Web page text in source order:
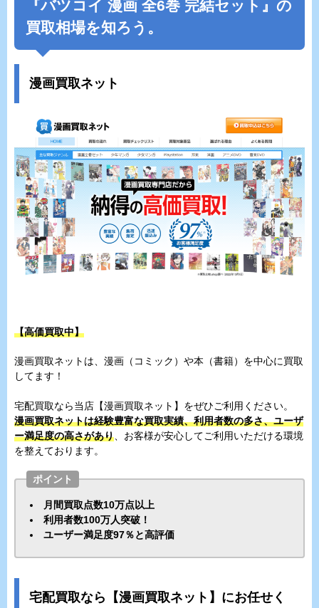
『バツコイ 漫画 全6巻 完結セット』の
買取相場を知ろう。
漫画買取ネット
【高価買取中】
漫画買取ネットは、漫画（コミック）や本（書籍）を中心に買取
してます！
宅配買取なら当店【漫画買取ネット】をぜひご利用ください。
漫画買取ネットは経験豊富な買取実績、利用者数の多さ、ユーザ
ー満足度の高さがあり 、お客様が安心してご利用いただける環境
を整えております。
ポイント
月間買取点数10万点以上
利用者数100万人突破！
ユーザー満足度97％と高評価
宅配買取なら【漫画買取ネット】にお任せく